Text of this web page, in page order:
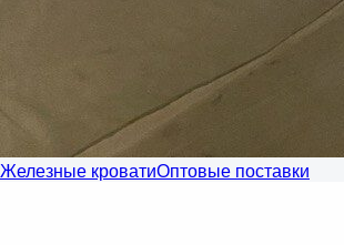
Железные кроватиОптовые поставки